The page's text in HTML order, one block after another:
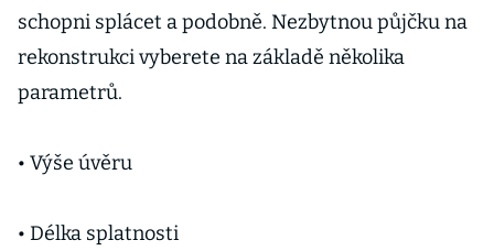
schopni splácet a podobně. Nezbytnou půjčku na
rekonstrukci vyberete na základě několika
parametrů.
• Výše úvěru
• Délka splatnosti